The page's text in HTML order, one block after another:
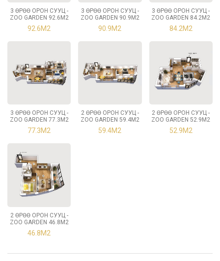
3 ӨРӨӨ ОРОН СУУЦ -
ZOO GARDEN 92.6М2
92.6М2
3 ӨРӨӨ ОРОН СУУЦ -
ZOO GARDEN 90.9М2
90.9М2
3 ӨРӨӨ ОРОН СУУЦ -
ZOO GARDEN 84.2М2
84.2М2
3 ӨРӨӨ ОРОН СУУЦ -
ZOO GARDEN 77.3М2
77.3М2
2 ӨРӨӨ ОРОН СУУЦ -
ZOO GARDEN 59.4М2
59.4М2
2 ӨРӨӨ ОРОН СУУЦ -
ZOO GARDEN 52.9М2
52.9М2
2 ӨРӨӨ ОРОН СУУЦ -
ZOO GARDEN 46.8М2
46.8М2